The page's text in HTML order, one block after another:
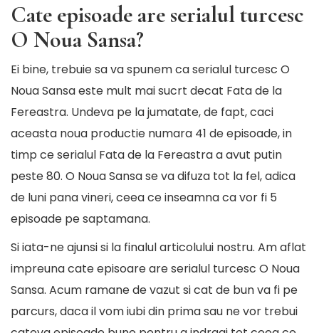
Cate episoade are serialul turcesc
O Noua Sansa?
Ei bine, trebuie sa va spunem ca serialul turcesc O
Noua Sansa este mult mai sucrt decat Fata de la
Fereastra. Undeva pe la jumatate, de fapt, caci
aceasta noua productie numara 41 de episoade, in
timp ce serialul Fata de la Fereastra a avut putin
peste 80. O Noua Sansa se va difuza tot la fel, adica
de luni pana vineri, ceea ce inseamna ca vor fi 5
episoade pe saptamana.
Si iata-ne ajunsi si la finalul articolului nostru. Am aflat
impreuna cate episoare are serialul turcesc O Noua
Sansa. Acum ramane de vazut si cat de bun va fi pe
parcurs, daca il vom iubi din prima sau ne vor trebui